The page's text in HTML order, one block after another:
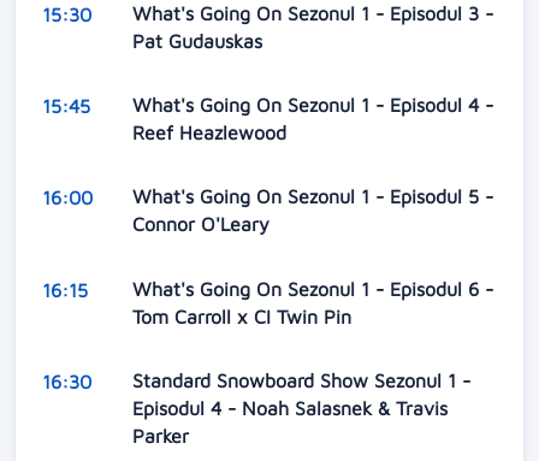
15:30
What's Going On Sezonul 1 - Episodul 3 -
Pat Gudauskas
15:45
What's Going On Sezonul 1 - Episodul 4 -
Reef Heazlewood
16:00
What's Going On Sezonul 1 - Episodul 5 -
Connor O'Leary
16:15
What's Going On Sezonul 1 - Episodul 6 -
Tom Carroll x CI Twin Pin
16:30
Standard Snowboard Show Sezonul 1 -
Episodul 4 - Noah Salasnek & Travis
Parker